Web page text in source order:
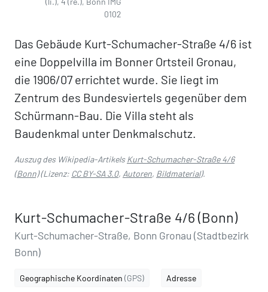
0102
Das Gebäude Kurt-Schumacher-Straße 4/6 ist
eine Doppelvilla im Bonner Ortsteil Gronau,
die 1906/07 errichtet wurde. Sie liegt im
Zentrum des Bundesviertels gegenüber dem
Schürmann-Bau. Die Villa steht als
Baudenkmal unter Denkmalschutz.
Auszug des Wikipedia-ArtikelsKurt-Schumacher-Straße 4/6
(Bonn)(Lizenz: CC BY-SA 3.0, Autoren, Bildmaterial).
Kurt-Schumacher-Straße 4/6 (Bonn)
Kurt-Schumacher-Straße, Bonn Gronau (Stadtbezirk
Bonn)
Geographische Koordinaten (GPS) Adresse